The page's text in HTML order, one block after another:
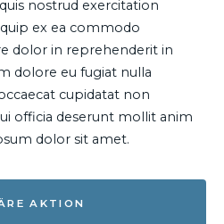
nostrud exercitation
ex ea commodo
dolor in reprehenderit in
dolore eu fugiat nulla
cupidatat non
officia deserunt mollit anim
dolor sit amet.
AKTION